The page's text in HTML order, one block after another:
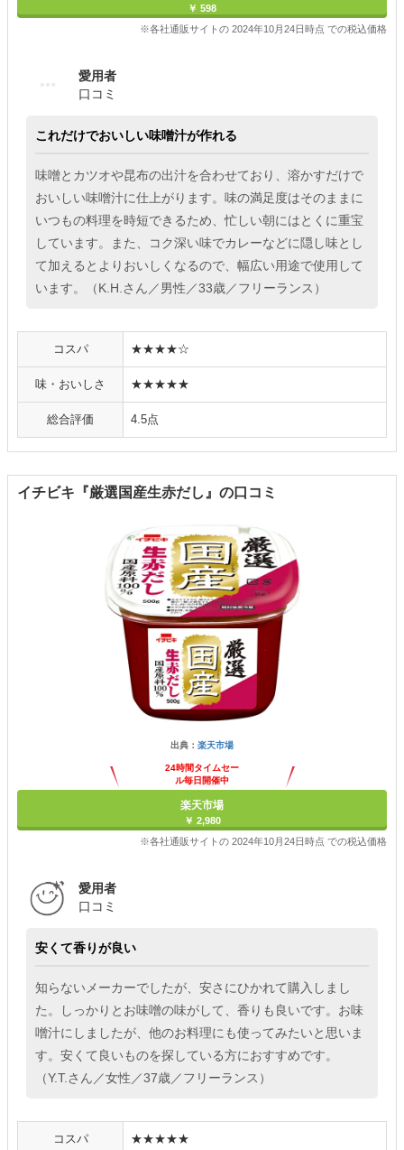
￥ 598
※各社通販サイトの 2024年10月24日時点 での税込価格
愛用者
口コミ
これだけでおいしい味噌汁が作れる
味噌とカツオや昆布の出汁を合わせており、溶かすだけで
おいしい味噌汁に仕上がります。味の満足度はそのままに
いつもの料理を時短できるため、忙しい朝にはとくに重宝
しています。また、コク深い味でカレーなどに隠し味とし
て加えるとよりおいしくなるので、幅広い用途で使用して
います。（K.H.さん／男性／33歳／フリーランス）
コスパ ★★★★☆
味・おいしさ ★★★★★
総合評価 4.5点
イチビキ『厳選国産生赤だし』の口コミ
出典： 楽天市場
24時間タイムセー
ル毎日開催中
楽天市場
￥ 2,980
※各社通販サイトの 2024年10月24日時点 での税込価格
愛用者
口コミ
安くて香りが良い
知らないメーカーでしたが、安さにひかれて購入しまし
た。しっかりとお味噌の味がして、香りも良いです。お味
噌汁にしましたが、他のお料理にも使ってみたいと思いま
す。安くて良いものを探している方におすすめです。
（Y.T.さん／女性／37歳／フリーランス）
コスパ ★★★★★